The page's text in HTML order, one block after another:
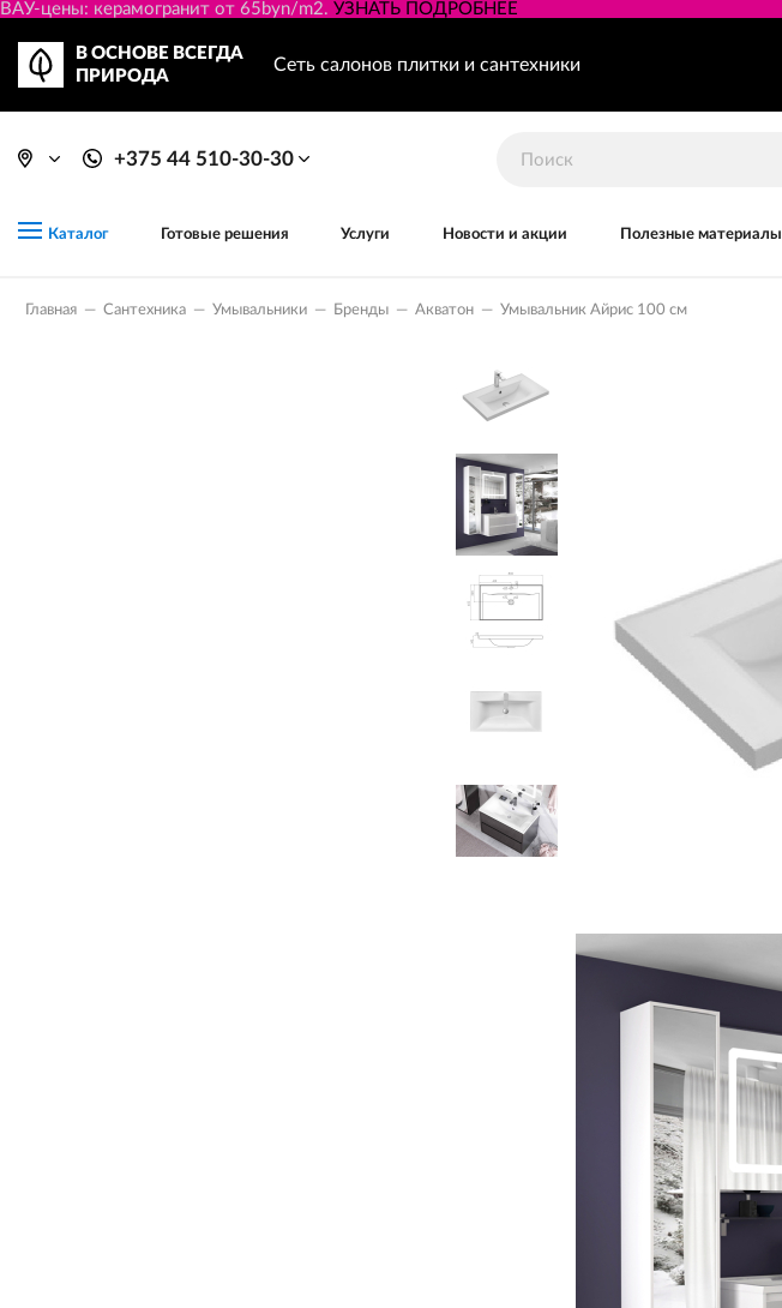
ВАУ-цены: керамогранит от 65byn/m2. УЗНАТЬ ПОДРОБНЕЕ
В ОСНОВЕ ВСЕГДА
ПРИРОДА
Сеть салонов плитки и сантехники
+375 44 510-30-30
Каталог Готовые решения Услуги Новости и акции Полезные материалы
Главная — Сантехника — Умывальники — Бренды — Акватон — Умывальник Айрис 100 см